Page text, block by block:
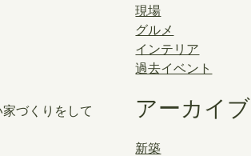
づくりをして
現場
グルメ
インテリア
過去イベント
アーカイブ
新築